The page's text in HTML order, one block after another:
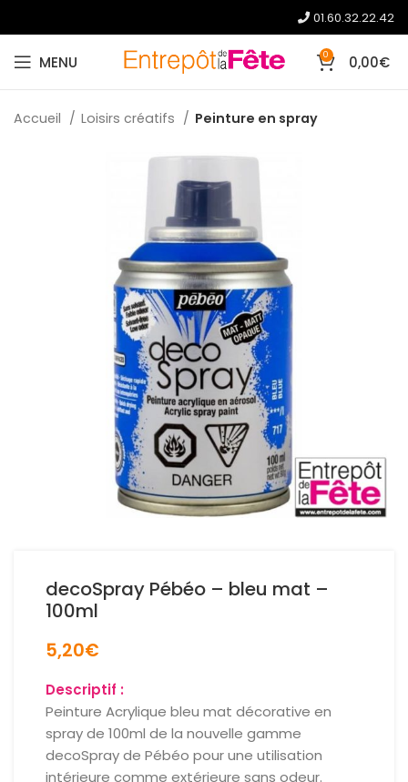
01.60.32.22.42
MENU 0 0,00€
Accueil Loisirs créatifs Peinture en spray
decoSpray Pébéo – bleu mat –
100ml
5,20€
Descriptif :
Peinture Acrylique bleu mat décorative en
spray de 100ml de la nouvelle gamme
decoSpray de Pébéo pour une utilisation
intérieure comme extérieure sans odeur.